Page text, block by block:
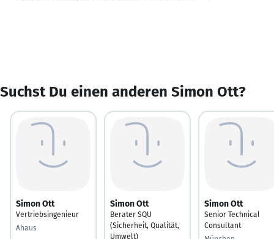
Suchst Du einen anderen Simon Ott?
Simon Ott
Vertriebsingenieur
Ahaus
Simon Ott
Berater SQU
(Sicherheit, Qualität,
Umwelt)
Simon Ott
Senior Technical
Consultant